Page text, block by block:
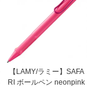
【LAMY/ラミー】SAFA
RI ボールペン neonpink